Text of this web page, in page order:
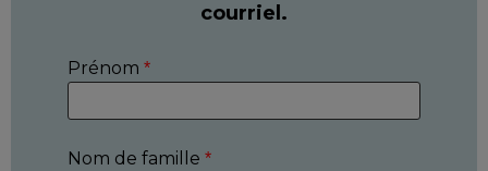
courriel.
Prénom *
Nom de famille *